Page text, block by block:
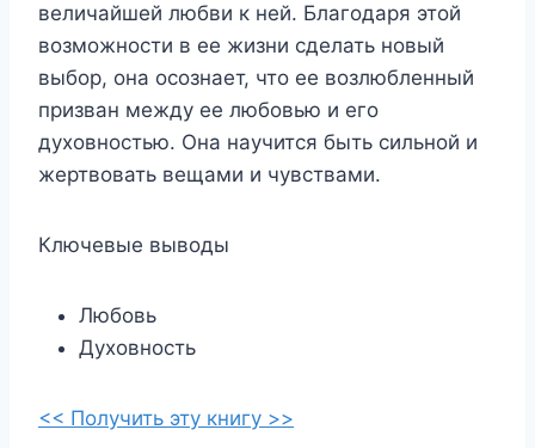
величайшей любви к ней. Благодаря этой
возможности в ее жизни сделать новый
выбор, она осознает, что ее возлюбленный
призван между ее любовью и его
духовностью. Она научится быть сильной и
жертвовать вещами и чувствами.
Ключевые выводы
Любовь
Духовность
<< Получить эту книгу >>